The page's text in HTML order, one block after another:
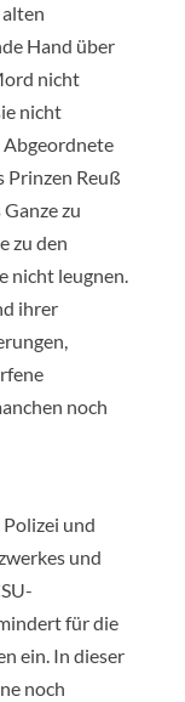
Hand über
nicht
nicht
Prinzen Reuß
zu
zu den
nicht leugnen.
ihrer
noch
und
und
für die
ein. In dieser
noch